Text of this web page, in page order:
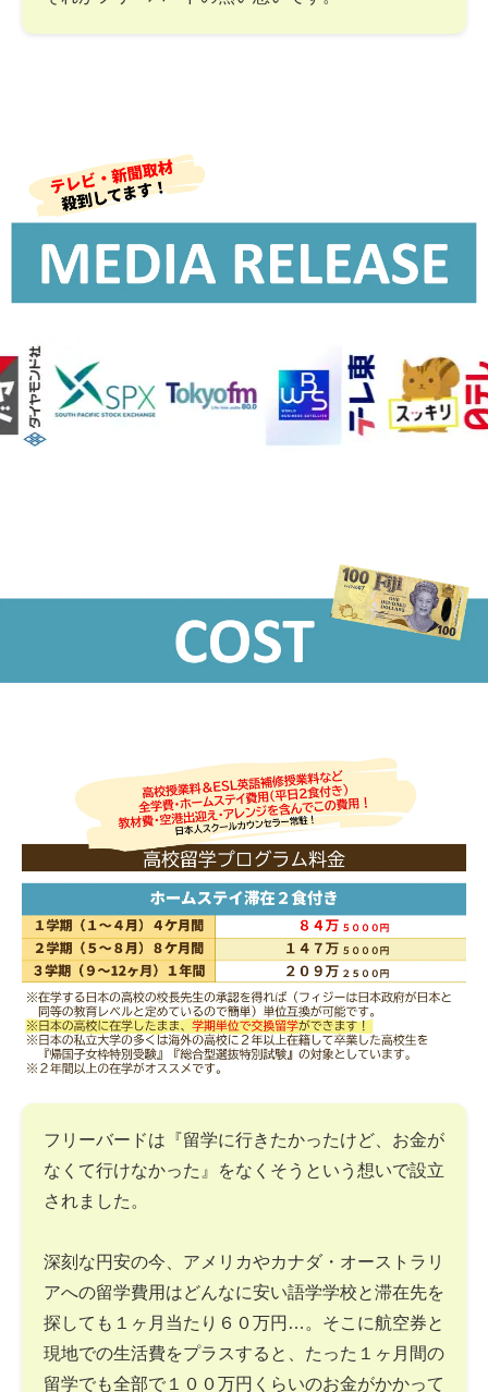
フリーバードは『留学に行きたかったけど、お金が
なくて行けなかった』をなくそうという想いで設立
されました。
深刻な円安の今、アメリカやカナダ・オーストラリ
アへの留学費用はどんなに安い語学学校と滞在先を
探しても１ヶ月当たり６０万円…。そこに航空券と
現地での生活費をプラスすると、たった１ヶ月間の
留学でも全部で１００万円くらいのお金がかかって